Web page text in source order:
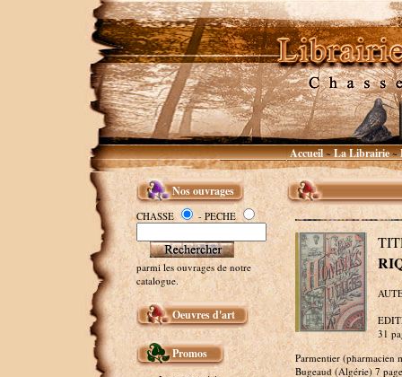
Accueil~La Librairie~
Nos ouvrages
CHASSE - PECHE
parmi les ouvrages de notre
catalogue.
Oeuvres d'art
Promos
31
Parmentier (pharmacien
Bugeaud (Algérie) 7